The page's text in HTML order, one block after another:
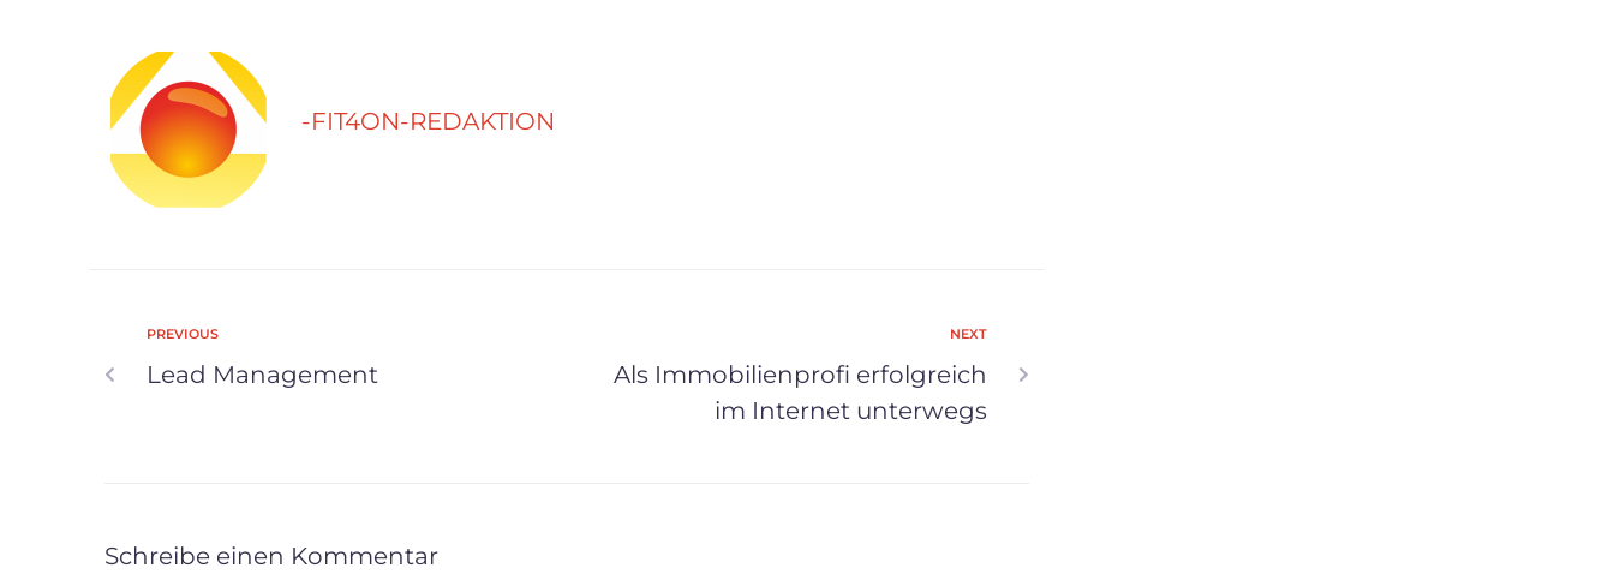
-FIT4ON-REDAKTION
PREVIOUS
Lead Management
NEXT
Als Immobilienprofi erfolgreich
im Internet unterwegs
Schreibe einen Kommentar